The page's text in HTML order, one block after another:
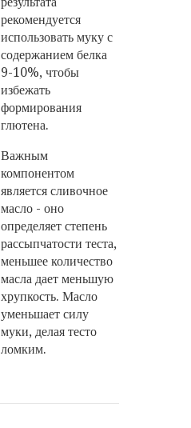
рекомендуется
использовать муку с
содержанием белка
9-10%, чтобы
избежать
формирования
глютена.
Важным
компонентом
является сливочное
масло - оно
определяет степень
рассыпчатости теста,
меньшее количество
масла дает меньшую
хрупкость. Масло
уменьшает силу
муки, делая тесто
ломким.